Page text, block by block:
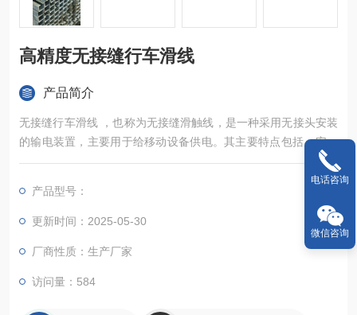
高精度无接缝行车滑线
产品简介
无接缝行车滑线 ‌，也称为无接缝滑触线，是一种采用无接头安装
的输电装置，主要用于给移动设备供电。其主要特点包括：‌安装
简便、省时‌：无接缝行车滑线的设计使得安装过程更加简单快
产品型号：
更新时间：2025-05-30
厂商性质：生产厂家
访问量：584
电话咨询
微信咨询